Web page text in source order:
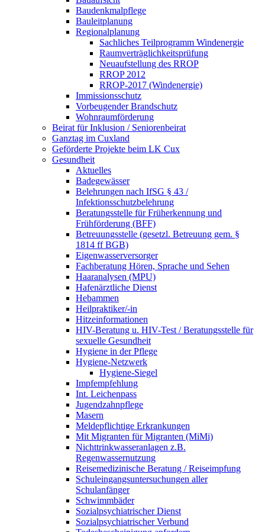
Baudenkmalpflege
Bauleitplanung
Regionalplanung
Sachliches Teilprogramm Windenergie
Raumverträglichkeitsprüfung
Neuaufstellung des RROP
RROP 2012
RROP-2017 (Windenergie)
Immissionsschutz
Vorbeugender Brandschutz
Wohnraumförderung
Beirat für Inklusion / Seniorenbeirat
Ganztag im Cuxland
Geförderte Projekte beim LK Cux
Gesundheit
Aktuelles
Badegewässer
Belehrungen nach IfSG § 43 /
Infektionsschutzbelehrung
Beratungsstelle für Früherkennung und
Frühförderung (BFF)
Betreuungsstelle (gesetzl. Betreuung gem. §
1814 ff BGB)
Eigenwasserversorger
Fachberatung Hören, Sprache und Sehen
Haaranalysen (MPU)
Hafenärztliche Dienst
Hebammen
Heilpraktiker/-in
Hitzeinformationen
HIV-Beratung u. HIV-Test / Beratungsstelle für
sexuelle Gesundheit
Hygiene in der Pflege
Hygiene-Netzwerk
Hygiene-Siegel
Impfempfehlung
Int. Leichenpass
Jugendzahnpflege
Masern
Meldepflichtige Erkrankungen
Mit Migranten für Migranten (MiMi)
Nichttrinkwasseranlagen z.B.
Regenwassernutzung
Reisemedizinische Beratung / Reiseimpfung
Schuleingangsuntersuchungen aller
Schulanfänger
Schwimmbäder
Sozialpsychiatrischer Dienst
Sozialpsychiatrischer Verbund